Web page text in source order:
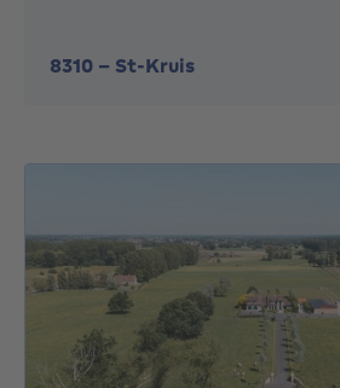
8310 - St-Kruis